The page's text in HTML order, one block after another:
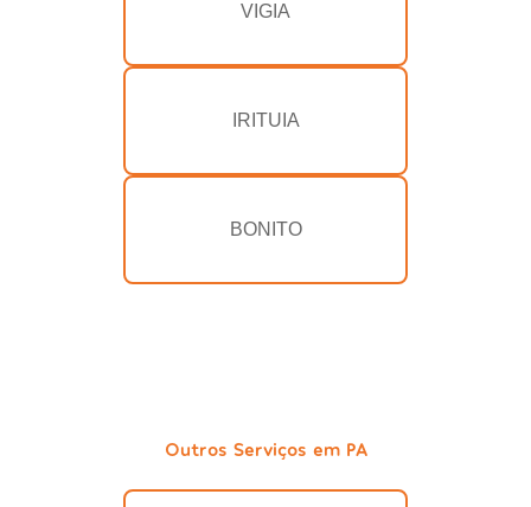
VIGIA
IRITUIA
BONITO
Outros Serviços em PA